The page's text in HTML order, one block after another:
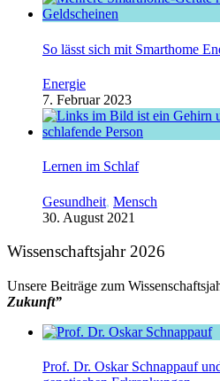
So lässt sich mit Smarthome
Energie
7. Februar 2023
Lernen im Schlaf
Gesundheit, Mensch
30. August 2021
Wissenschaftsjahr 2026
Unsere Beiträge zum
Zukunft”
Prof. Dr. Oskar Schnappauf